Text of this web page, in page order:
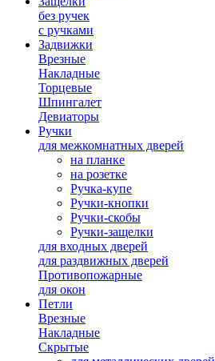
без ручек
с ручками
Задвижки
Врезные
Накладные
Торцевые
Шпингалет
Девиаторы
Ручки
для межкомнатных дверей
на планке
на розетке
Ручка-купе
Ручки-кнопки
Ручки-скобы
Ручки-защелки
для входных дверей
для раздвижных дверей
Противопожарные
для окон
Петли
Врезные
Накладные
Скрытые